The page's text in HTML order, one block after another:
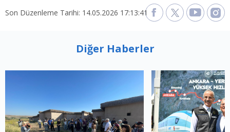
Son Düzenleme Tarihi: 14.05.2026 17:13:41
Diğer Haberler